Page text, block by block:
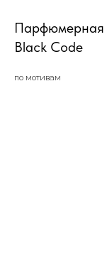
Парфюмерная
Black Code
по мотивам